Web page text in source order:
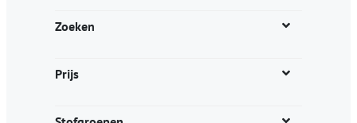
Zoeken
Prijs
kan
op
productpagina